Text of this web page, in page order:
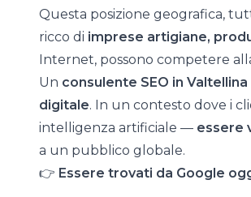
Questa posizione geografica,
ricco di imprese artigiane,
Internet, possono competere
Un consulente SEO in Valtellina
digitale. In un contesto dove i
intelligenza artificiale — essere
a un pubblico globale.
👉 Essere trovati da Google